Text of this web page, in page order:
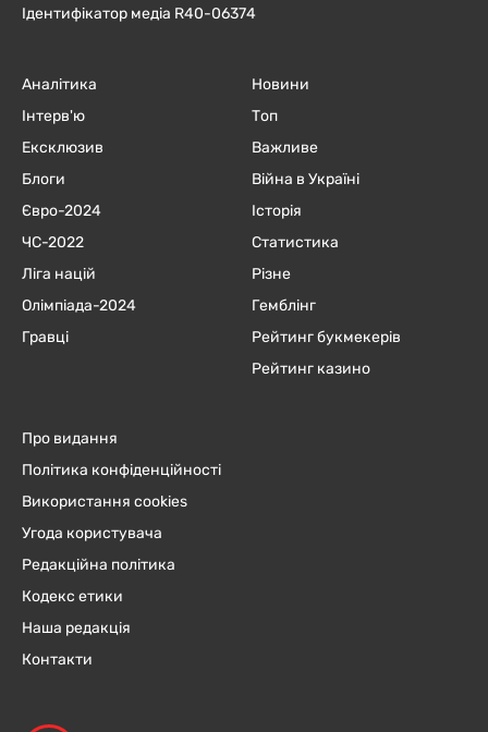
Ідентифікатор медіа R40-06374
Аналітика
Інтерв'ю
Ексклюзив
Блоги
Євро-2024
ЧC-2022
Ліга націй
Олімпіада-2024
Гравці
Новини
Топ
Важливе
Війна в Україні
Історія
Статистика
Різне
Гемблінг
Рейтинг букмекерів
Рейтинг казино
Про видання
Політика конфіденційності
Використання cookies
Угода користувача
Редакційна політика
Кодекс етики
Наша редакція
Контакти